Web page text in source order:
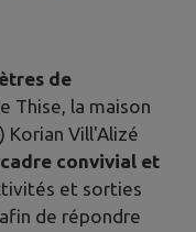
de
Thise, la maison
Korian Vill'Alizé
convivial et
et sorties
de répondre